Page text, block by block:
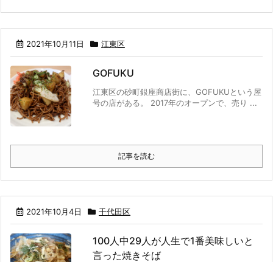
2021年10月11日 江東区
GOFUKU
江東区の砂町銀座商店街に、GOFUKUという屋
号の店がある。 2017年のオープンで、売り ...
記事を読む
2021年10月4日 千代田区
100人中29人が人生で1番美味しいと
言った焼きそば